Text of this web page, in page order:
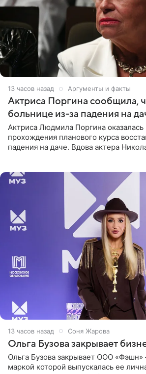
13 часов назад Аргументы и факты
Актриса Поргина сообщила,
больнице из-за падения на
Актриса Людмила Поргина
прохождения планового курса
падения на даче. Вдова актера
13 часов назад Соня Жарова
Ольга Бузова закрывает
Ольга Бузова закрывает ООО
маркой которой выпускалась ее